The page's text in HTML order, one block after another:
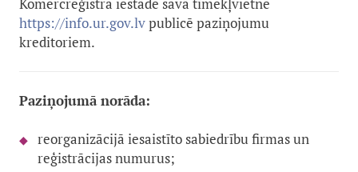
https://info.ur.gov.lvpublicē paziņojumu
kreditoriem.
Paziņojumā norāda:
reorganizācijā iesaistīto sabiedrību firmas un
reģistrācijas numurus;